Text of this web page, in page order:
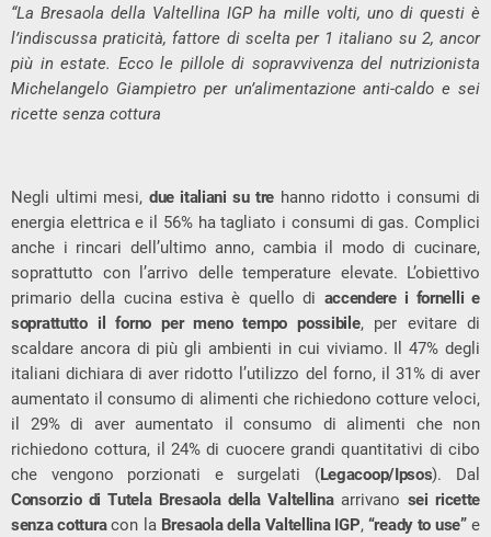
“La Bresaola della Valtellina IGP ha mille volti, uno di questi è
l’indiscussa praticità, fattore di scelta per 1 italiano su 2, ancor
più in estate. Ecco le pillole di sopravvivenza del nutrizionista
Michelangelo Giampietro per un’alimentazione anti-caldo e sei
ricette senza cottura
Negli ultimi mesi, due italiani su trehanno ridotto i consumi di
energia elettrica e il 56% ha tagliato i consumi di gas. Complici
anche i rincari dell’ultimo anno, cambia il modo di cucinare,
soprattutto con l’arrivo delle temperature elevate. L’obiettivo
primario della cucina estiva è quello di accendere i fornelli e
soprattutto il forno per meno tempo possibile, per evitare di
scaldare ancora di più gli ambienti in cui viviamo. Il 47% degli
italiani dichiara di aver ridotto l’utilizzo del forno, il 31% di aver
aumentato il consumo di alimenti che richiedono cotture veloci,
il 29% di aver aumentato il consumo di alimenti che non
richiedono cottura, il 24% di cuocere grandi quantitativi di cibo
che vengono porzionati e surgelati (Legacoop/Ipsos). Dal
Consorzio di Tutela Bresaola della Valtellinaarrivano sei ricette
senza cotturacon la Bresaola della Valtellina IGP, “ready to use”e